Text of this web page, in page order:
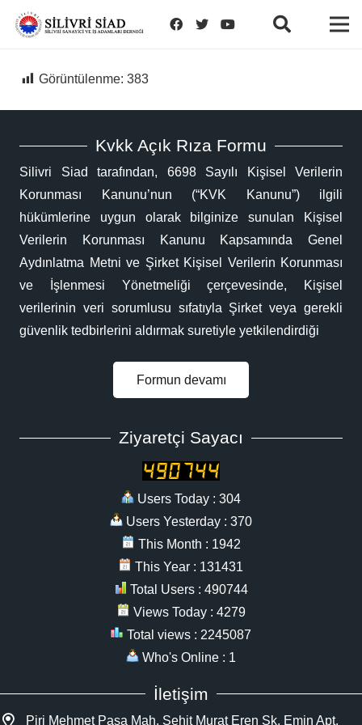
Görüntülenme: 383
Kvkk Açık Rıza Formu
Silivri Siad tarafından, 6698 Sayılı Kişisel Verilerin
Korunması Kanunu’nun (“KVK Kanunu”) ilgili
hükümlerine uygun olarak bilginize sunulan Kişisel
Verilerin Korunması Kanunu Kapsamında Genel
Aydınlatma Metni ve Şirket Kişisel Verilerin Korunması
ve İşlenmesi Yönetmeliği çerçevesinde, Kişisel
verilerinin veri sorumlusu sıfatıyla Şirket veya gerekli
güvenlik tedbirlerini aldırmak suretiyle yetkilendirdiği
Formun devamı
Ziyaretçi Sayacı
Users Today : 304
Users Yesterday : 370
This Month : 1942
This Year : 131431
Total Users : 490744
Views Today : 4279
Total views : 2245087
Who's Online : 1
İletişim
Piri Mehmet Paşa Mah. Şehit Murat Eren Sk. Emin Apt.